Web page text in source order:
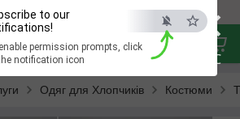
×
ESC
to our
permission prompts, click
notification icon
Одягу
Одяг для Хлопчиків Костюми